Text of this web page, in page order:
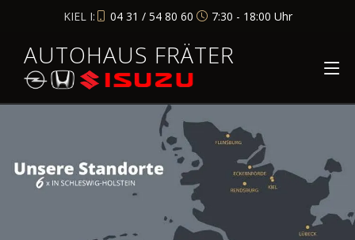
KIEL I: 04 31 / 54 80 60 7:30 - 18:00 Uhr
AUTOHAUS FRÄTER